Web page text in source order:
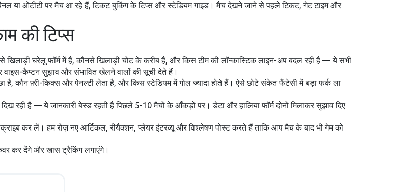
या ओटीटी पर मैच आ रहे हैं, टिकट बुकिंग के टिप्स और स्टेडियम गाइड। मैच देखने जाने से पहले टिकट, गेट टाइम और
की टिप्स
खिलाड़ी घरेलू फॉर्म में हैं, कौनसे खिलाड़ी चोट के करीब हैं, और किस टीम की लॉन्कास्टिक लाइन-अप बदल रही है — ये सभी
कैप्टन सुझाव और संभावित खेलने वालों की सूची देते हैं।
है, कौन फ़्री-किक्स और पेनल्टी लेता है, और किस स्टेडियम में गोल ज्यादा होते हैं। ऐसे छोटे संकेत फैंटेसी में बड़ा फर्क ला
रही है — ये जानकारी बेस्ड रहती है पिछले 5-10 मैचों के आँकड़ों पर। डेटा और हालिया फॉर्म दोनों मिलाकर सुझाव दिए
कर लें। हम रोज़ नए आर्टिकल, रीयैक्शन, प्लेयर इंटरव्यू और विश्लेषण पोस्ट करते हैं ताकि आप मैच के बाद भी गेम को
कवर कर देंगे और खास ट्रैकिंग लगाएंगे।